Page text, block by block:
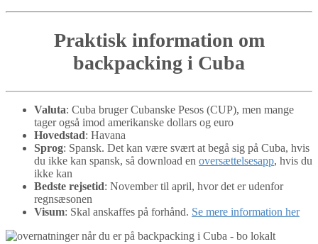
Praktisk information om
backpacking i Cuba
Valuta: Cuba bruger Cubanske Pesos (CUP), men mange
tager også imod amerikanske dollars og euro
Hovedstad: Havana
Sprog: Spansk. Det kan være svært at begå sig på Cuba, hvis
du ikke kan spansk, så download en oversættelsesapp, hvis du
ikke kan
Bedste rejsetid: November til april, hvor det er udenfor
regnsæsonen
Visum: Skal anskaffes på forhånd. Se mere information her